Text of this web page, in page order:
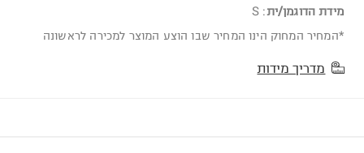
מידת הדוגמן/ית:
S
*המחיר המחוק הינו המחיר שבו הוצע המוצר למכירה לראשונה
מדריך מידות